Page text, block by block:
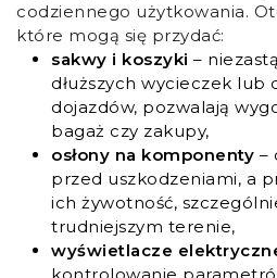
codziennego użytkowania.
które mogą się przydać:
sakwy i koszyki –
dłuższych wycieczek lub
dojazdów, pozwalają
bagaż czy zakupy,
osłony na komponenty –
przed uszkodzeniami, a
ich żywotność,
trudniejszym terenie,
wyświetlacze